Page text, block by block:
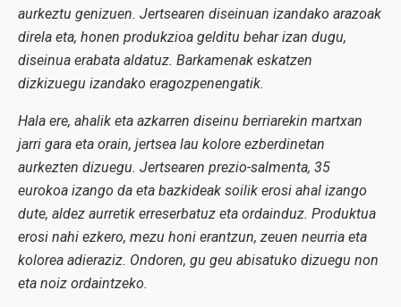
aurkeztu genizuen. Jertsearen diseinuan izandako arazoak
direla eta, honen produkzioa gelditu behar izan dugu,
diseinua erabata aldatuz. Barkamenak eskatzen
dizkizuegu izandako eragozpenengatik.
Hala ere, ahalik eta azkarren diseinu berriarekin martxan
jarri gara eta orain, jertsea lau kolore ezberdinetan
aurkezten dizuegu. Jertsearen prezio-salmenta, 35
eurokoa izango da eta bazkideak soilik erosi ahal izango
dute, aldez aurretik erreserbatuz eta ordainduz. Produktua
erosi nahi ezkero, mezu honi erantzun, zeuen neurria eta
kolorea adieraziz. Ondoren, gu geu abisatuko dizuegu non
eta noiz ordaintzeko.